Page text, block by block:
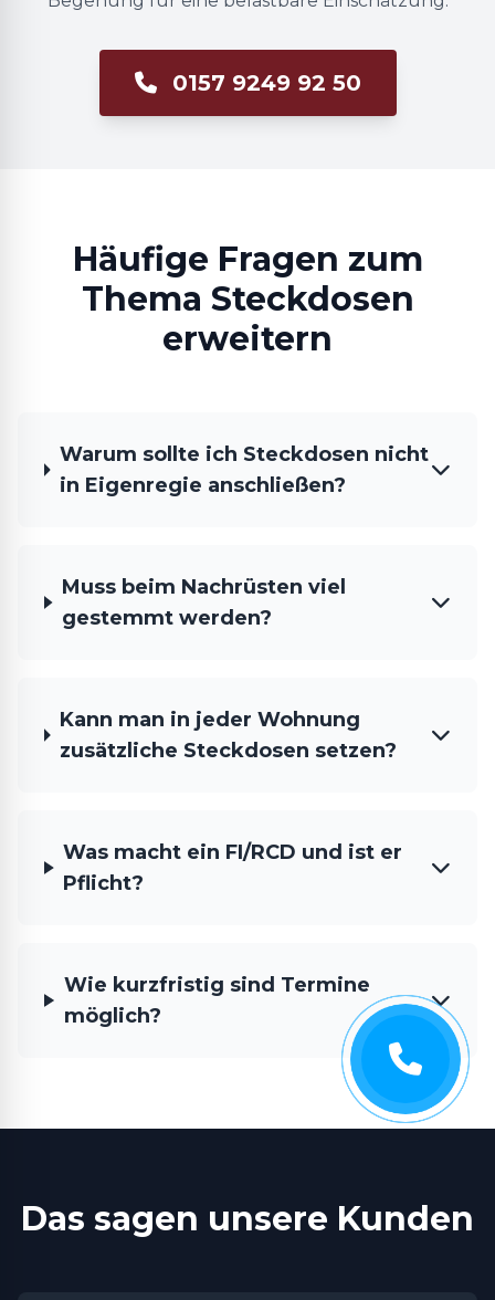
0157 9249 92 50
Häufige Fragen zum
Thema Steckdosen
erweitern
Warum sollte ich Steckdosen nicht
in Eigenregie anschließen?
Muss beim Nachrüsten viel
gestemmt werden?
Kann man in jeder Wohnung
zusätzliche Steckdosen setzen?
Was macht ein FI/RCD und ist er
Pflicht?
Wie kurzfristig sind Termine
möglich?
Das sagen unsere Kunden